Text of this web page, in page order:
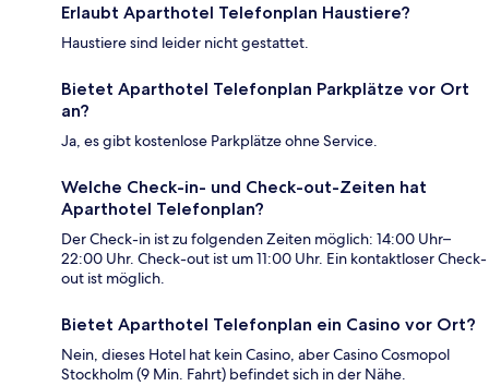
Erlaubt Aparthotel Telefonplan Haustiere?
Haustiere sind leider nicht gestattet.
Bietet Aparthotel Telefonplan Parkplätze vor Ort
an?
Ja, es gibt kostenlose Parkplätze ohne Service.
Welche Check-in- und Check-out-Zeiten hat
Aparthotel Telefonplan?
Der Check-in ist zu folgenden Zeiten möglich: 14:00 Uhr–
22:00 Uhr. Check-out ist um 11:00 Uhr. Ein kontaktloser Check-
out ist möglich.
Bietet Aparthotel Telefonplan ein Casino vor Ort?
Nein, dieses Hotel hat kein Casino, aber Casino Cosmopol
Stockholm (9 Min. Fahrt) befindet sich in der Nähe.